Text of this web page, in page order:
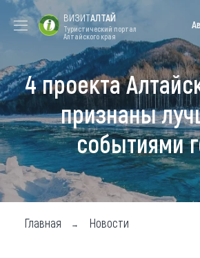
Форум VISIT
ALTAI
Цветение
маральника
форум
Туры
Где побывать
Чем заняться
ВИЗИТАЛТАЙ
Туристический портал
Алтайского края
4 проекта
признаны
событиями
Главная Новости